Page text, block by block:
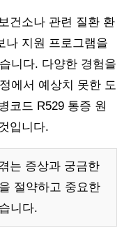
건소나 관련 질환 환
나 지원 프로그램을
니다. 다양한 경험을
에서 예상치 못한 도
코드 R529 통증 원
입니다.
는 증상과 궁금한
절약하고 중요한
니다.